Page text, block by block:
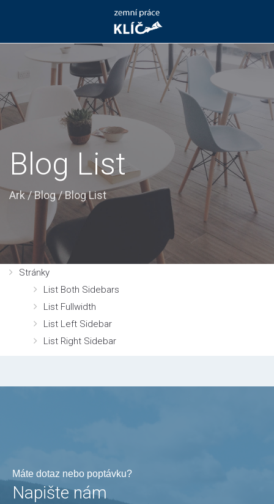
Blog List
Ark/Blog/Blog List
Stránky
List Both Sidebars
List Fullwidth
List Left Sidebar
List Right Sidebar
Máte dotaz nebo poptávku?
Napište nám